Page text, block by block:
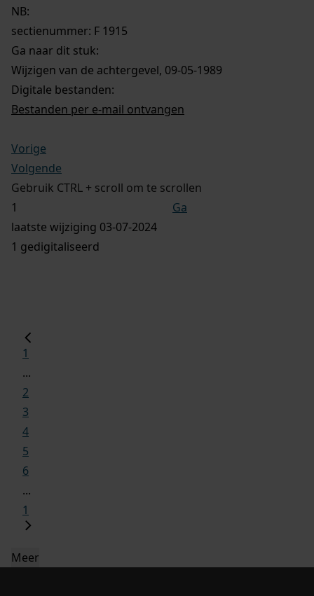
NB:
sectienummer: F 1915
Ga naar dit stuk:
Wijzigen van de achtergevel, 09-05-1989
Digitale bestanden:
Bestanden per e-mail ontvangen
Vorige
Volgende
Gebruik CTRL + scroll om te scrollen
Ga
laatste wijziging 03-07-2024
1 gedigitaliseerd
1
...
2
3
4
5
6
...
1
Meer